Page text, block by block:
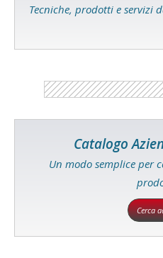
Tecniche, prodotti e servizi
Catalogo
Un modo semplice per
Cerca